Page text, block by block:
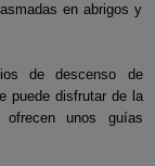
en abrigos y
de descenso de
puede disfrutar de la
unos guías